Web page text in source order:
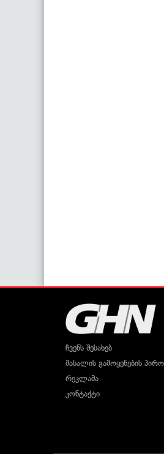
ჩვენს შესახებ
მასალის გამოყენების
რეკლამა
კონტაქტი